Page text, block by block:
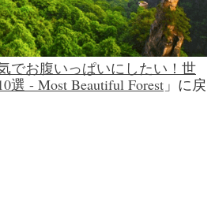
でお腹いっぱいにしたい！世
選 - Most Beautiful Forest 」に戻